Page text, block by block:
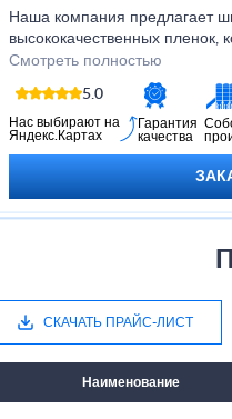
Наша компания предлагает
высококачественных пленок,
вашего строительного
технологиям и
пленки обладают высокой
долговечностью. Не
надежной защитой от влаги
Смотреть полностью
5.0
Нас выбирают на
Яндекс.Картах
Гарантия
качества
СКАЧАТЬ ПРАЙС-ЛИСТ
Наименование